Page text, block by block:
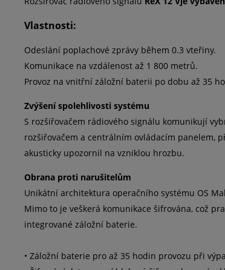
Vlastnosti:
Odeslání poplachové zprávy během 0.3 vteřiny.
Komunikace na vzdálenost až 1 800 metrů.
Provoz na vnitřní záložní baterii po dobu až 35
Zvýšení spolehlivosti systému
S rozšiřovačem rádiového signálu komunikují
rozšiřovačem a centrálním ovládacím panelem,
akusticky upozornil na vzniklou hrozbu.
Obrana proti narušitelům
Unikátní architektura operačního systému OS
Mimo to je veškerá komunikace šifrována, což
integrované záložní baterie.
• Záložní baterie pro až 35 hodin provozu při